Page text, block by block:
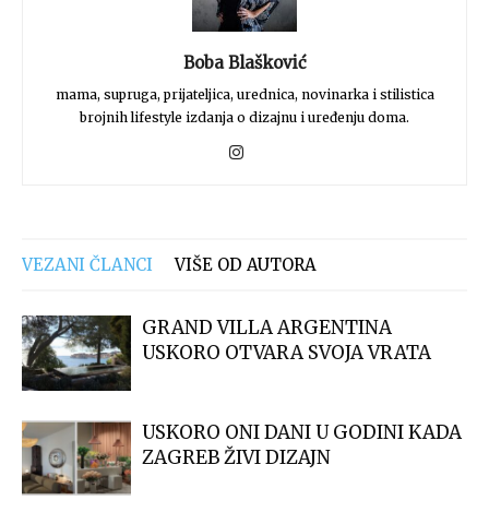
Boba Blašković
mama, supruga, prijateljica, urednica, novinarka i stilistica
brojnih lifestyle izdanja o dizajnu i uređenju doma.
VEZANI ČLANCI VIŠE OD AUTORA
GRAND VILLA ARGENTINA
USKORO OTVARA SVOJA VRATA
USKORO ONI DANI U GODINI KADA
ZAGREB ŽIVI DIZAJN